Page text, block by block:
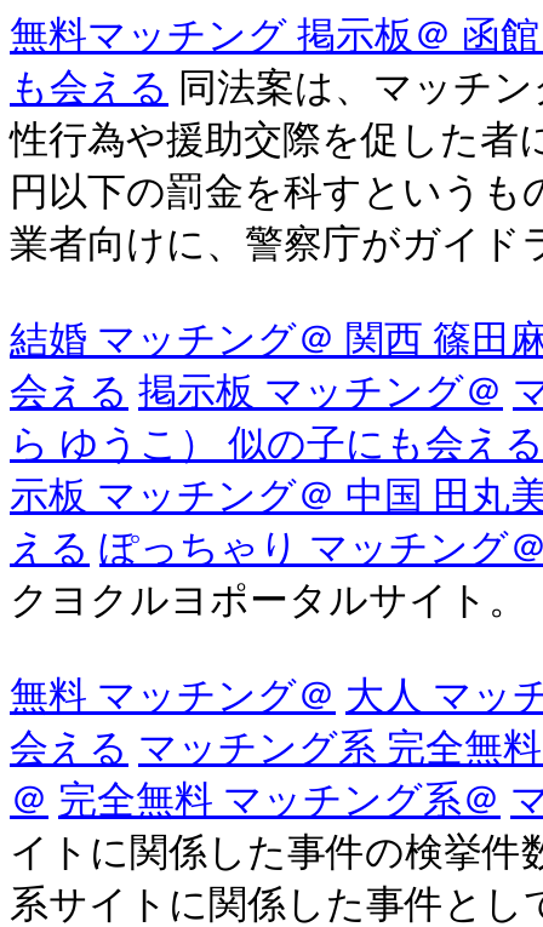
無料マッチング 掲示板＠ 函
も会える 同法案は、マッチ
性行為や援助交際を促した者
円以下の罰金を科すという
業者向けに、警察庁がガイド
結婚 マッチング＠ 関西 篠田
会える 掲示板 マッチング＠
ら ゆうこ） 似の子にも会える
示板 マッチング＠ 中国 田丸
える ぽっちゃり マッチング
クヨクルヨポータルサイト。
無料 マッチング＠ 大人 マッ
会える マッチング系 完全無
＠ 完全無料 マッチング系＠
イトに関係した事件の検挙件
系サイトに関係した事件とし